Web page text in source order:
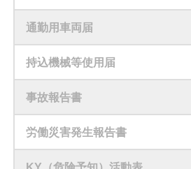
通勤用車両届
持込機械等使用届
事故報告書
労働災害発生報告書